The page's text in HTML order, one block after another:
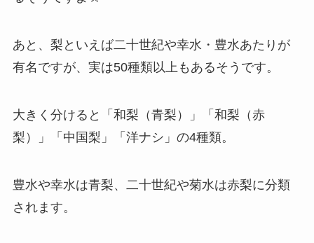
あと、梨といえば二十世紀や幸水・豊水あたりが
有名ですが、実は50種類以上もあるそうです。
大きく分けると「和梨（青梨）」「和梨（赤
梨）」「中国梨」「洋ナシ」の4種類。
豊水や幸水は青梨、二十世紀や菊水は赤梨に分類
されます。